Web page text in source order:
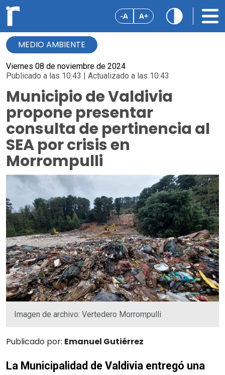
-A A+
MEDIO AMBIENTE
Viernes 08 de noviembre de 2024
Publicado a las 10:43 | Actualizado a las 10:43
Municipio de Valdivia
propone presentar
consulta de pertinencia al
SEA por crisis en
Morrompulli
Imagen de archivo: Vertedero Morrompulli
Publicado por: Emanuel Gutiérrez
La Municipalidad de Valdivia entregó una